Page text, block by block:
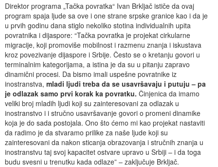
Direktor programa „Tačka povratka“ Ivan Brkljač ističe da ovaj
program spaja ljude sa ove i one strane srpske granice kao i da je
u prvih godinu dana stiglo nekoliko stotina individualnih upita
povratnika i dijaspore: “Tačka povratka je projekat cirkularne
migracije, koji promoviše mobilnost i razmenu znanja i iskustava
kroz povezivanje dijaspore i Srbije. Često se o kretanju govori u
terminalnim kategorijama, a istina je da su u pitanju zapravo
dinamični procesi. Da bismo imali uspešne povratnike iz
inostranstva, mladi ljudi treba da se usavršavaju i putuju – pa
je odlazak samo prvi korak ka povratku. Činjenica da imamo
veliki broj mladih ljudi koji su zainteresovani za odlazak u
inostranstvo i i stručno usavršavanje govori o promeni dinamike
koja je do sada postojala. Ono što ćemo mi kao projekat nastaviti
da radimo je da stvaramo prilike za naše ljude koji su
zainteresovani da nakon sticanja obrazovanja i stručnih znanja u
inostranstvu taj svoj kapacitet ostvare upravo u Srbiji – i da toga
budu svesni u trenutku kada odlaze” – zaključuje Brkljač.